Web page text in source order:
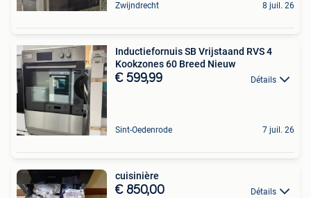
Zwijndrecht 8 juil. 26
Inductiefornuis SB Vrijstaand RVS 4
Kookzones 60 Breed Nieuw
€ 599,99 Détails
Sint-Oedenrode 7 juil. 26
cuisinière
€ 850,00 Détails